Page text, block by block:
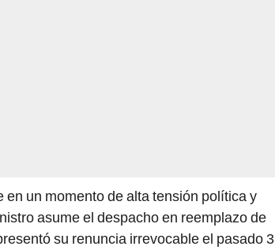
un momento de alta tensión política y
asume el despacho en reemplazo de
su renuncia irrevocable el pasado 3